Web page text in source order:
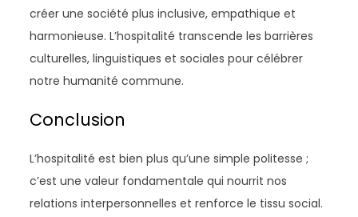
créer une société plus inclusive, empathique et
harmonieuse. L’hospitalité transcende les barrières
culturelles, linguistiques et sociales pour célébrer
notre humanité commune.
Conclusion
L’hospitalité est bien plus qu’une simple politesse ;
c’est une valeur fondamentale qui nourrit nos
relations interpersonnelles et renforce le tissu social.